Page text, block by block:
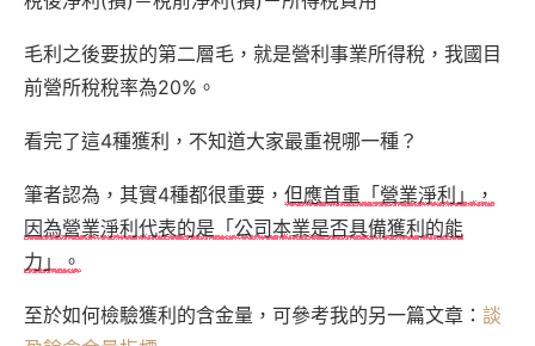
毛利之後要拔的第二層毛，就是營利事業所得稅，我國目
前營所稅稅率為20%。
看完了這4種獲利，不知道大家最重視哪一種？
筆者認為，其實4種都很重要， 但應首重「營業淨利」，
因為營業淨利代表的是「公司本業是否具備獲利的能
力」。
至於如何檢驗獲利的含金量，可參考我的另一篇文章： 談